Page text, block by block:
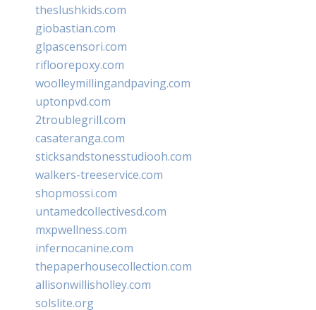
theslushkids.com
giobastian.com
glpascensori.com
rifloorepoxy.com
woolleymillingandpaving.com
uptonpvd.com
2troublegrill.com
casateranga.com
sticksandstonesstudiooh.com
walkers-treeservice.com
shopmossi.com
untamedcollectivesd.com
mxpwellness.com
infernocanine.com
thepaperhousecollection.com
allisonwillisholley.com
solslite.org